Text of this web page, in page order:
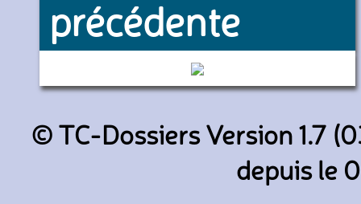
précédente
130 (RATP)
© TC-Dossiers Version 1.7
depuis le